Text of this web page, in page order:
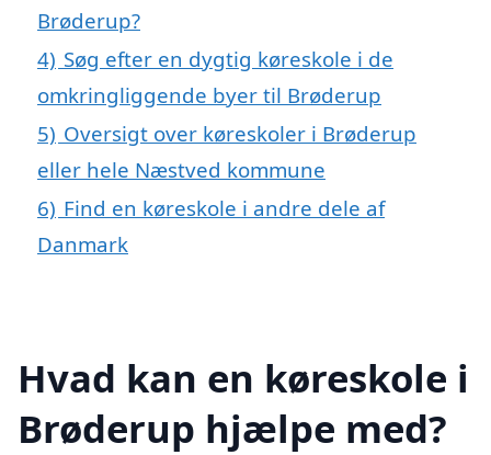
Brøderup?
4) Søg efter en dygtig køreskole i de
omkringliggende byer til Brøderup
5) Oversigt over køreskoler i Brøderup
eller hele Næstved kommune
6) Find en køreskole i andre dele af
Danmark
Hvad kan en køreskole i
Brøderup hjælpe med?